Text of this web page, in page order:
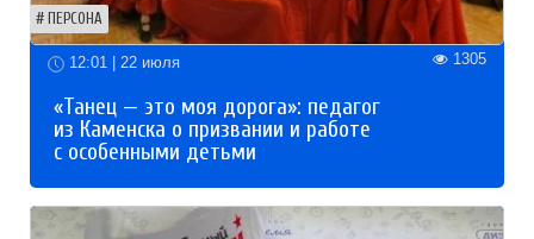
ПЕРСОНА
12:01 | 22 июля 1305
«Танец — это моя дорога»: педагог
из Каменска о призвании и работе
с особенными детьми